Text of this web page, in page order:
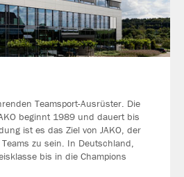
Teamsport-Ausrüster. Die
beginnt 1989 und dauert bis
ist es das Ziel von JAKO, der
zu sein. In Deutschland,
bis in die Champions